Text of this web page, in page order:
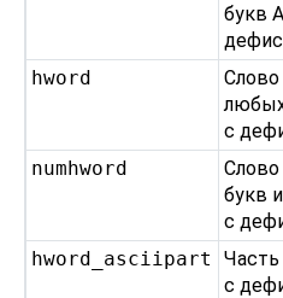
букв
hword
Слово
с
numhword
Слово
букв
с
hword_asciipart
Часть
с